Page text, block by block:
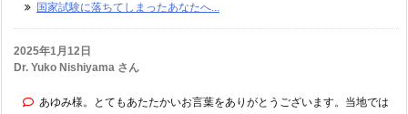
国家試験に落ちてしまったあなたへ...
2025年1月12日
Dr. Yuko Nishiyama さん
あゆみ様。とてもあたたかいお言葉をありがとうございます。当地では